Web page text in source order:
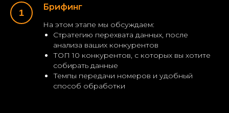
Брифинг
На этом этапе мы обсуждаем:
Стратегию перехвата данных, после
анализа ваших конкурентов
ТОП 10 конкурентов, с которых вы хотите
собирать данные
Темпы передачи номеров и удобный
способ обработки